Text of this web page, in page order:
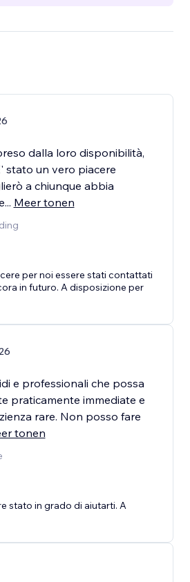
dalla loro disponibilità,
stato un vero piacere
a chiunque abbia
... Meer tonen
per noi essere stati contattati
in futuro. A disposizione per
e professionali che possa
praticamente immediate e
rare. Non posso fare
tonen
stato in grado di aiutarti. A